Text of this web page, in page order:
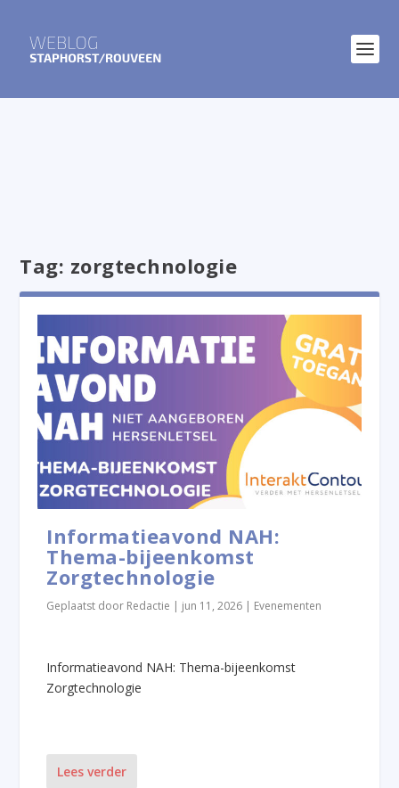
Tag: zorgtechnologie
Informatieavond NAH:
Thema-bijeenkomst
Zorgtechnologie
Geplaatst door Redactie | jun 11, 2026 | Evenementen
Informatieavond NAH: Thema-bijeenkomst
Zorgtechnologie
Lees verder